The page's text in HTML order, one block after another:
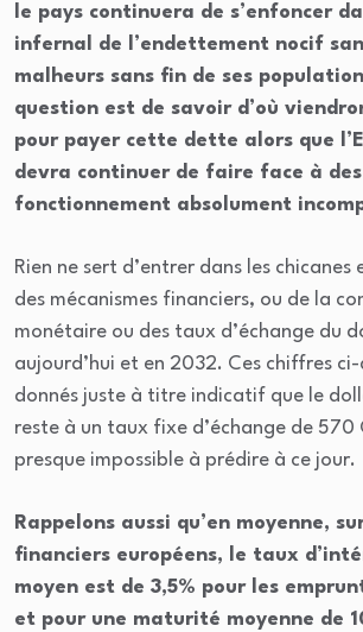
le pays continuera de s’enfoncer
infernal de l’endettement nocif
malheurs sans fin de ses
question est de savoir d’où
pour payer cette dette alors que
devra continuer de faire face à des
fonctionnement absolument
Rien ne sert d’entrer dans les
des mécanismes financiers, ou de la
monétaire ou des taux d’échange du
aujourd’hui et en 2032. Ces chiffres ci-
donnés juste à titre indicatif que le
reste à un taux fixe d’échange de 570
presque impossible à prédire à ce jour.
Rappelons aussi qu’en moyenne,
financiers européens, le taux
moyen est de 3,5% pour les
et pour une maturité moyenne de